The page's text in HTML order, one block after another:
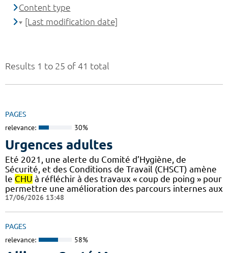
Results 1 to 25 of 41 total
PAGES
relevance: 30%
Urgences adultes
Eté 2021, une alerte du Comité d’Hygiène, de
Sécurité, et des Conditions de Travail (CHSCT) amène
le CHU à réfléchir à des travaux « coup de poing » pour
permettre une amélioration des parcours internes aux
17/06/2026 13:48
PAGES
relevance: 58%
Content type
[Last modification date]